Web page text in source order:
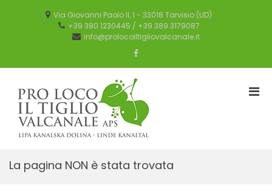
Via Giovanni Paolo II, 1 - 33018 Tarvisio (UD)
+39 380 1230445 / +39 389 3179087
info@prolocoiltigliovalcanale.it
Facebook
La pagina NON è stata trovata